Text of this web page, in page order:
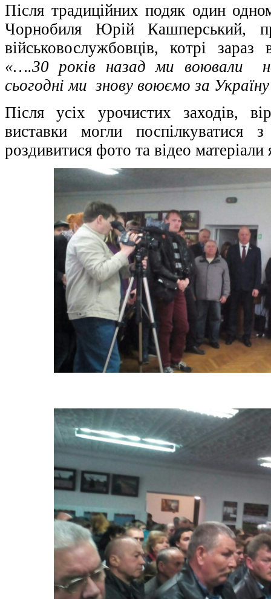
Після традиційних подяк один
Чорнобиля Юрій Кашперський,
військовослужбовців, котрі
«….30 років назад ми воювали
сьогодні ми знову воюємо за
Після усіх урочистих заходів,
виставки могли поспілкуватися
роздивитися фото та відео матеріали